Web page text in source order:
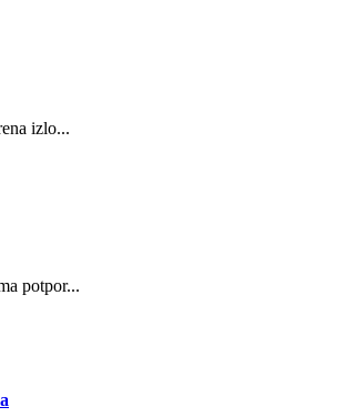
izlo...
potpor...